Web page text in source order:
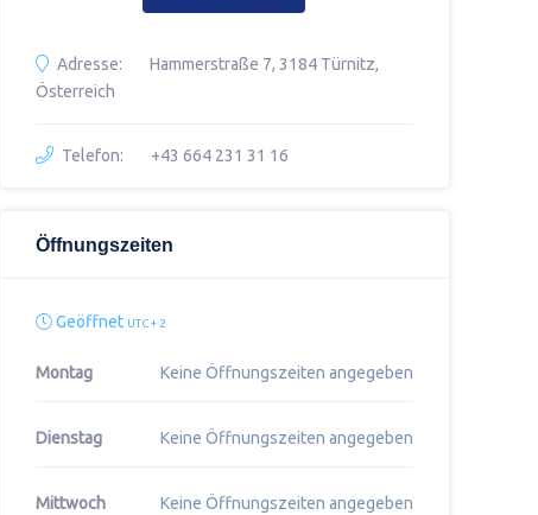
Adresse:
Hammerstraße 7, 3184 Türnitz,
Österreich
Telefon: +43 664 231 31 16
Öffnungszeiten
Geöffnet UTC + 2
Montag Keine Öffnungszeiten angegeben
Dienstag Keine Öffnungszeiten angegeben
Mittwoch Keine Öffnungszeiten angegeben